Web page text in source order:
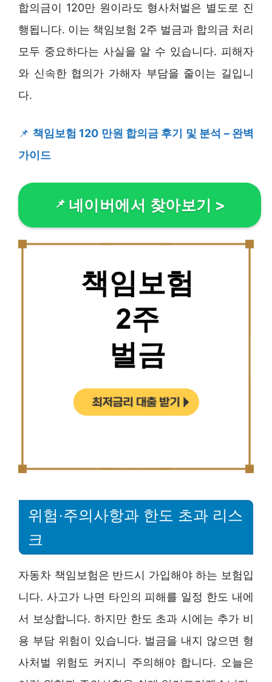
합의금이 120만 원이라도 형사처벌은 별도로 진
행됩니다. 이는 책임보험 2주 벌금과 합의금 처리
모두 중요하다는 사실을 알 수 있습니다. 피해자
와 신속한 협의가 가해자 부담을 줄이는 길입니
다.
📌 책임보험 120 만원 합의금 후기 및 분석 – 완벽
가이드
네이버에서 찾아보기 >
위험·주의사항과 한도 초과 리스
크
자동차 책임보험은 반드시 가입해야 하는 보험입
니다. 사고가 나면 타인의 피해를 일정 한도 내에
서 보상합니다. 하지만 한도 초과 시에는 추가 비
용 부담 위험이 있습니다. 벌금을 내지 않으면 형
사처벌 위험도 커지니 주의해야 합니다. 오늘은